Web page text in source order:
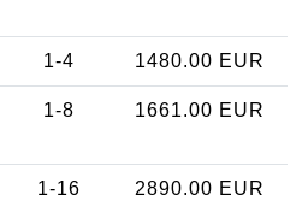
1-4 1480.00 EUR
1-8 1661.00 EUR
1-16 2890.00 EUR